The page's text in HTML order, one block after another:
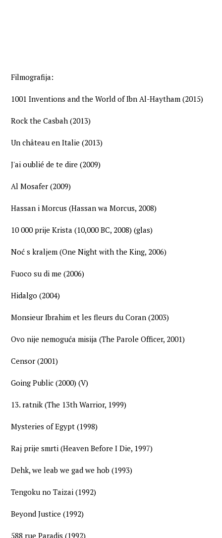
Filmografija:
1001 Inventions and the World of Ibn Al-Haytham (2015)
Rock the Casbah (2013)
Un château en Italie (2013)
J'ai oublié de te dire (2009)
Al Mosafer (2009)
Hassan i Morcus (Hassan wa Morcus, 2008)
10 000 prije Krista (10,000 BC, 2008) (glas)
Noć s kraljem (One Night with the King, 2006)
Fuoco su di me (2006)
Hidalgo (2004)
Monsieur Ibrahim et les fleurs du Coran (2003)
Ovo nije nemoguća misija (The Parole Officer, 2001)
Censor (2001)
Going Public (2000) (V)
13. ratnik (The 13th Warrior, 1999)
Mysteries of Egypt (1998)
Raj prije smrti (Heaven Before I Die, 1997)
Dehk, we leab we gad we hob (1993)
Tengoku no Taizai (1992)
Beyond Justice (1992)
588 rue Paradis (1992)